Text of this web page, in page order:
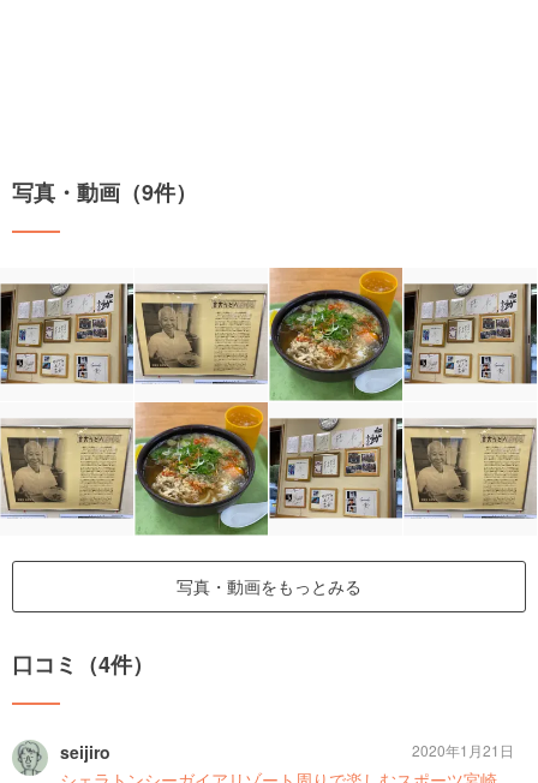
写真・動画（9件）
写真・動画をもっとみる
口コミ（4件）
seijiro
2020年1月21日